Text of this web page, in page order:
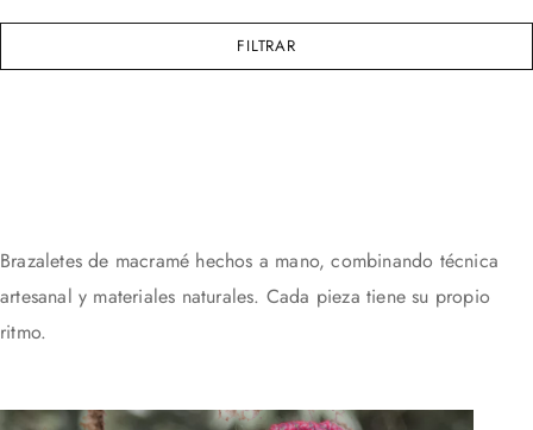
FILTRAR
Brazaletes de macramé hechos a mano, combinando técnica
artesanal y materiales naturales. Cada pieza tiene su propio
ritmo.